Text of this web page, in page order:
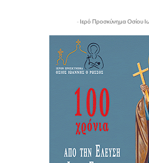
- Ιερό Προσκύνημα Οσίου